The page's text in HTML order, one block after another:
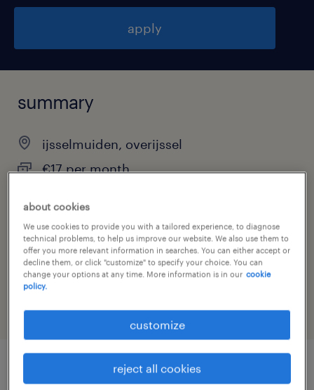
apply
summary
ijsselmuiden, overijssel
€17 per month
job category
warehousing & distribution
job details
about cookies
We use cookies to provide you with a tailored experience, to diagnose
technical problems, to help us improve our website. We also use them to
offer you more relevant information in searches. You can either accept or
decline them, or click "customize" to specify your choice. You can
change your options at any time. More information is in our cookie
policy.
customize
reject all cookies